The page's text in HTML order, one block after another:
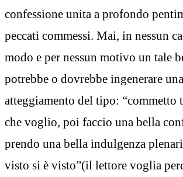
confessione unita a profondo
peccati commessi. Mai, in nessun
modo e per nessun motivo un tale
potrebbe o dovrebbe ingenerare
atteggiamento del tipo: “commetto
che voglio, poi faccio una bella
prendo una bella indulgenza
visto si è visto”(il lettore voglia